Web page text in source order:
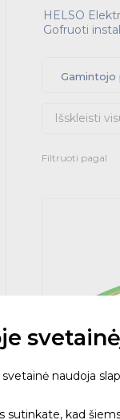
HELSO
Gofruoti
Gamintojo
Išskleisti
Filtruoti pagal
Vamzdis
naudoja
sutinkate, kad